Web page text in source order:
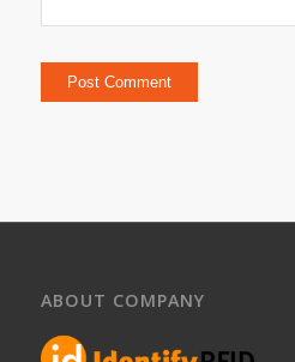
ABOUT COMPANY